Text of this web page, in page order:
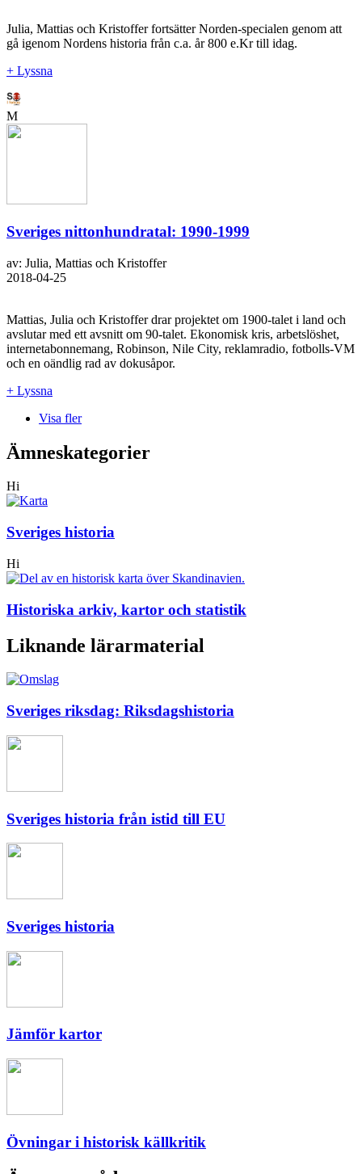
Julia, Mattias och Kristoffer fortsätter Norden-specialen genom att
gå igenom Nordens historia från c.a. år 800 e.Kr till idag.
+ Lyssna
M
Sveriges nittonhundratal: 1990-1999
av: Julia, Mattias och Kristoffer
2018-04-25
Mattias, Julia och Kristoffer drar projektet om 1900-talet i land och
avslutar med ett avsnitt om 90-talet. Ekonomisk kris, arbetslöshet,
internetabonnemang, Robinson, Nile City, reklamradio, fotbolls-VM
och en oändlig rad av dokusåpor.
+ Lyssna
Visa fler
Ämneskategorier
Hi
Sveriges historia
Hi
Historiska arkiv, kartor och statistik
Liknande lärarmaterial
Sveriges riksdag: Riksdagshistoria
Sveriges historia från istid till EU
Sveriges historia
Jämför kartor
Övningar i historisk källkritik